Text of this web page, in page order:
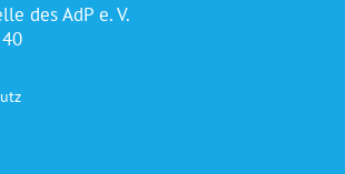
des AdP e. V.